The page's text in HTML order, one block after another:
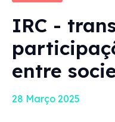
IRC -
entre
28 Março 2025